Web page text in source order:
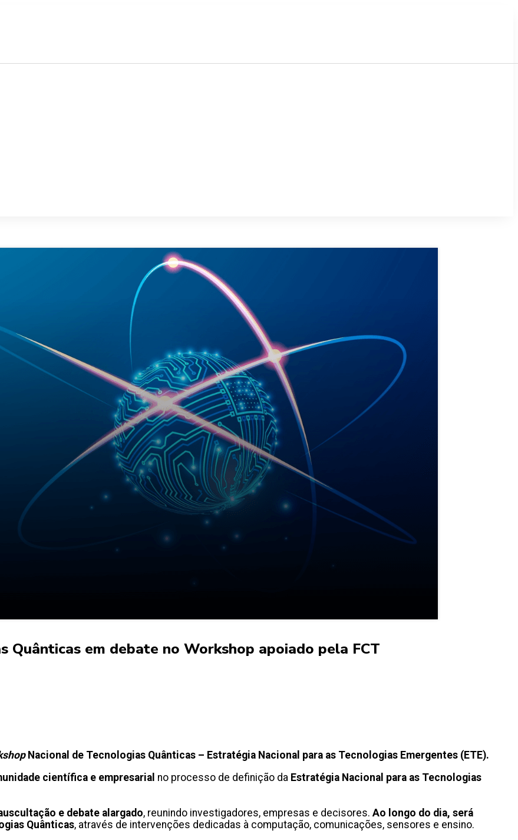
Quânticas em debate no Workshop apoiado pela FCT
Nacional de Tecnologias Quânticas – Estratégia Nacional para as Tecnologias Emergentes (ETE).
científica e empresarial no processo de definição da Estratégia Nacional para as Tecnologias
e debate alargado, reunindo investigadores, empresas e decisores. Ao longo do dia, será
Quânticas, através de intervenções dedicadas à computação, comunicações, sensores e ensino.